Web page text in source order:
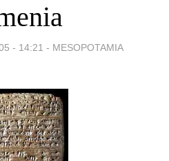
- 14:21 - MESOPOTAMIA